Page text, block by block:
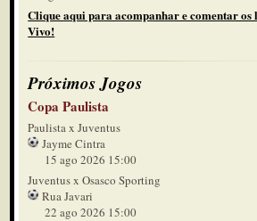
Clique aqui para acompanhar e comentar os
Vivo!
Próximos Jogos
Copa Paulista
Paulista x Juventus
Jayme Cintra
15 ago 2026 15:00
Juventus x Osasco Sporting
Rua Javari
22 ago 2026 15:00